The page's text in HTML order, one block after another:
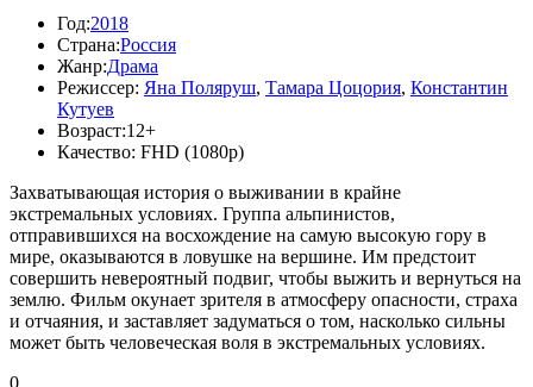
Год:2018
Страна:Россия
Жанр:Драма
Режиссер: Яна Поляруш, Тамара Цоцория, Константин
Кутуев
Возраст:12+
Качество: FHD (1080p)
Захватывающая история о выживании в крайне
экстремальных условиях. Группа альпинистов,
отправившихся на восхождение на самую высокую гору в
мире, оказываются в ловушке на вершине. Им предстоит
совершить невероятный подвиг, чтобы выжить и вернуться на
землю. Фильм окунает зрителя в атмосферу опасности, страха
и отчаяния, и заставляет задуматься о том, насколько сильны
может быть человеческая воля в экстремальных условиях.
0